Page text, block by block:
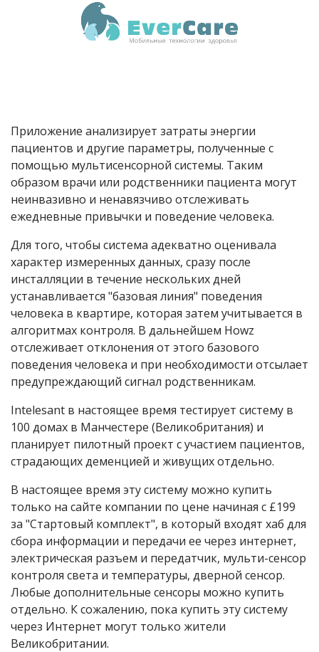
Приложение анализирует затраты энергии
пациентов и другие параметры, полученные с
помощью мультисенсорной системы. Таким
образом врачи или родственники пациента могут
неинвазивно и ненавязчиво отслеживать
ежедневные привычки и поведение человека.
Для того, чтобы система адекватно оценивала
характер измеренных данных, сразу после
инсталляции в течение нескольких дней
устанавливается "базовая линия" поведения
человека в квартире, которая затем учитывается в
алгоритмах контроля. В дальнейшем Howz
отслеживает отклонения от этого базового
поведения человека и при необходимости отсылает
предупреждающий сигнал родственникам.
Intelesant в настоящее время тестирует систему в
100 домах в Манчестере (Великобритания) и
планирует пилотный проект с участием пациентов,
страдающих деменцией и живущих отдельно.
В настоящее время эту систему можно купить
только на сайте компании по цене начиная с £199
за "Стартовый комплект", в который входят хаб для
сбора информации и передачи ее через интернет,
электрическая разъем и передатчик, мульти-сенсор
контроля света и температуры, дверной сенсор.
Любые дополнительные сенсоры можно купить
отдельно. К сожалению, пока купить эту систему
через Интернет могут только жители
Великобритании.